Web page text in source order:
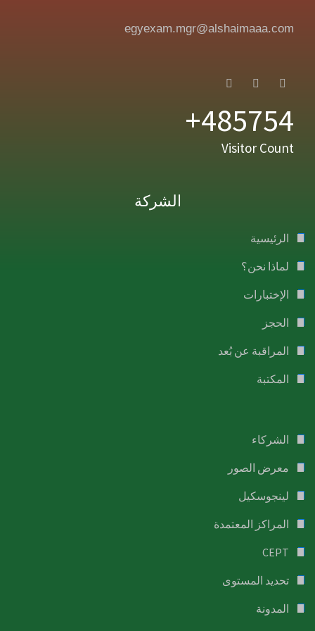
egyexam.mgr@alshaimaaa.com
485754+
Visitor Count
الشركة
الرئيسية
لماذا نحن؟
الإختبارات
الحجز
المراقبة عن بُعد
المكتبة
الشركاء
معرض الصور
لينجوسكيل
المراكز المعتمدة
CEPT
تحديد المستوى
المدونة